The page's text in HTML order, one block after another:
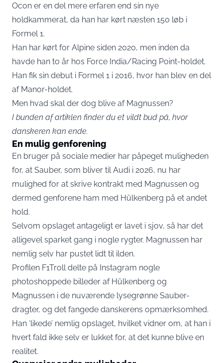
Ocon er en del mere erfaren end sin nye
holdkammerat, da han har kørt næsten 150 løb i
Formel 1.
Han har kørt for Alpine siden 2020, men inden da
havde han to år hos Force India/Racing Point-holdet.
Han fik sin debut i Formel 1 i 2016, hvor han blev en del
af Manor-holdet.
Men hvad skal der dog blive af Magnussen?
I bunden af artiklen finder du et vildt bud på, hvor
danskeren kan ende.
En mulig genforening
En bruger på sociale medier har påpeget muligheden
for, at Sauber, som bliver til Audi i 2026, nu har
mulighed for at skrive kontrakt med Magnussen og
dermed genforene ham med Hülkenberg på et andet
hold.
Selvom opslaget antageligt er lavet i sjov, så har det
alligevel sparket gang i nogle rygter. Magnussen har
nemlig selv har pustet lidt til ilden.
Profilen F1Troll delte på Instagram nogle
photoshoppede billeder af Hülkenberg og
Magnussen i de nuværende lysegrønne Sauber-
dragter, og det fangede danskerens opmærksomhed.
Han ‘likede’ nemlig opslaget, hvilket vidner om, at han i
hvert fald ikke selv er lukket for, at det kunne blive en
realitet.